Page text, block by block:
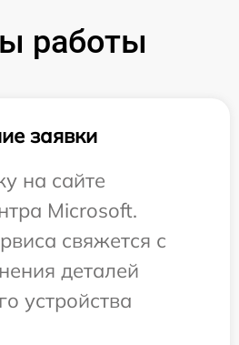
работы
заявки
на сайте
Microsoft.
свяжется с
деталей
устройства